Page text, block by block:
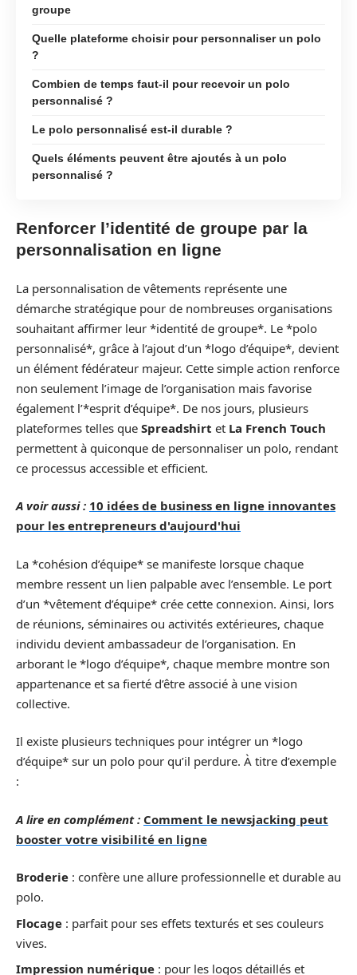
groupe
Quelle plateforme choisir pour personnaliser un polo
?
Combien de temps faut-il pour recevoir un polo
personnalisé ?
Le polo personnalisé est-il durable ?
Quels éléments peuvent être ajoutés à un polo
personnalisé ?
Renforcer l’identité de groupe par la
personnalisation en ligne
La personnalisation de vêtements représente une
démarche stratégique pour de nombreuses organisations
souhaitant affirmer leur *identité de groupe*. Le *polo
personnalisé*, grâce à l’ajout d’un *logo d’équipe*, devient
un élément fédérateur majeur. Cette simple action renforce
non seulement l’image de l’organisation mais favorise
également l’*esprit d’équipe*. De nos jours, plusieurs
plateformes telles que Spreadshirt et La French Touch
permettent à quiconque de personnaliser un polo, rendant
ce processus accessible et efficient.
A voir aussi : 10 idées de business en ligne innovantes
pour les entrepreneurs d'aujourd'hui
La *cohésion d’équipe* se manifeste lorsque chaque
membre ressent un lien palpable avec l’ensemble. Le port
d’un *vêtement d’équipe* crée cette connexion. Ainsi, lors
de réunions, séminaires ou activités extérieures, chaque
individu devient ambassadeur de l’organisation. En
arborant le *logo d’équipe*, chaque membre montre son
appartenance et sa fierté d’être associé à une vision
collective.
Il existe plusieurs techniques pour intégrer un *logo
d’équipe* sur un polo pour qu’il perdure. À titre d’exemple
:
A lire en complément : Comment le newsjacking peut
booster votre visibilité en ligne
Broderie : confère une allure professionnelle et durable au
polo.
Flocage : parfait pour ses effets texturés et ses couleurs
vives.
Impression numérique : pour les logos détaillés et